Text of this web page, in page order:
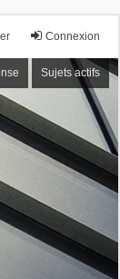
Connexion
Sujets actifs